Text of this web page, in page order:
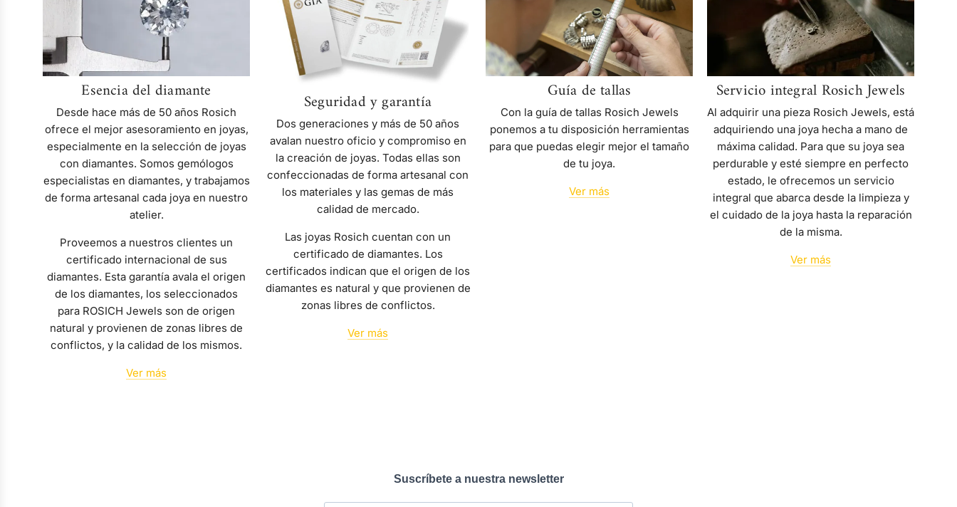
Esencia del diamante
Desde hace más de 50 años Rosich
ofrece el mejor asesoramiento en joyas,
especialmente en la selección de joyas
con diamantes. Somos gemólogos
especialistas en diamantes, y trabajamos
de forma artesanal cada joya en nuestro
atelier.
Proveemos a nuestros clientes un
certificado internacional de sus
diamantes. Esta garantía avala el origen
de los diamantes, los seleccionados
para ROSICH Jewels son de origen
natural y provienen de zonas libres de
conflictos, y la calidad de los mismos.
Ver más
Seguridad y garantía
Dos generaciones y más de 50 años
avalan nuestro oficio y compromiso en
la creación de joyas. Todas ellas son
confeccionadas de forma artesanal con
los materiales y las gemas de más
calidad de mercado.
Las joyas Rosich cuentan con un
certificado de diamantes. Los
certificados indican que el origen de los
diamantes es natural y que provienen de
zonas libres de conflictos.
Ver más
Guía de tallas
Con la guía de tallas Rosich Jewels
ponemos a tu disposición herramientas
para que puedas elegir mejor el tamaño
de tu joya.
Ver más
Jewels
Servicio integral Rosich Jewels
Al adquirir una pieza Rosich Jewels, está
adquiriendo una joya hecha a mano de
máxima calidad. Para que su joya sea
perdurable y esté siempre en perfecto
estado, le ofrecemos un servicio
integral que abarca desde la limpieza y
el cuidado de la joya hasta la reparación
de la misma.
Ver más